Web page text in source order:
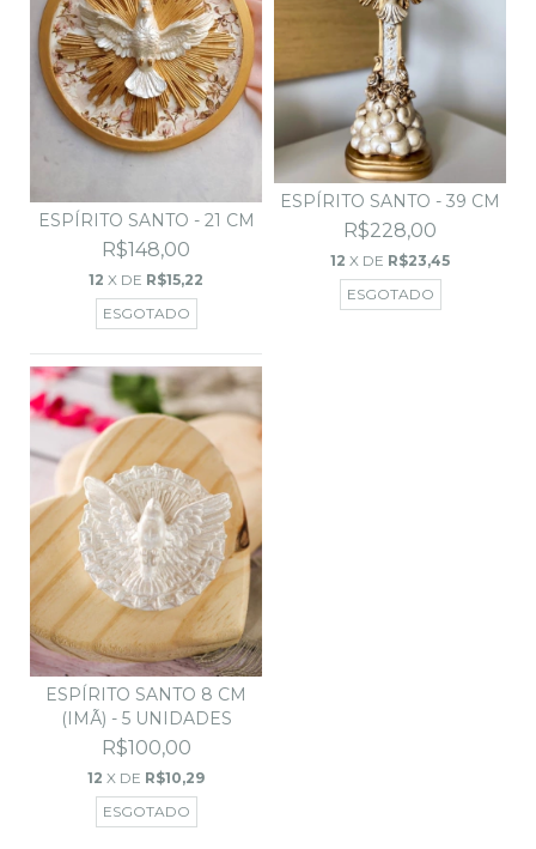
ESPÍRITO SANTO - 21 CM
R$148,00
12 X DE R$15,22
ESGOTADO
ESPÍRITO SANTO - 39 CM
R$228,00
12 X DE R$23,45
ESGOTADO
ESPÍRITO SANTO 8 CM
(IMÃ) - 5 UNIDADES
R$100,00
12 X DE R$10,29
ESGOTADO